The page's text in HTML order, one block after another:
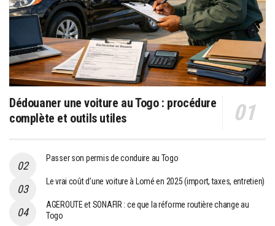
Dédouaner une voiture au Togo : procédure
complète et outils utiles
Passer son permis de conduire au Togo
Le vrai coût d’une voiture à Lomé en 2025 (import, taxes, entretien)
AGEROUTE et SONAFIR : ce que la réforme routière change au
Togo